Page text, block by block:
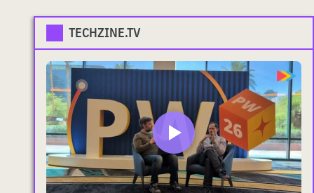
TECHZINE.TV